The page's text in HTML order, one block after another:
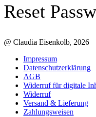
Reset
@ Claudia Eisenkolb, 2026
Impressum
Datenschutzerklärung
AGB
Widerruf für digitale
Widerruf
Versand & Lieferung
Zahlungsweisen